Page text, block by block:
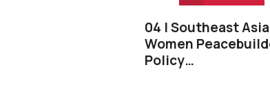
04 | Southeast Asia
Women
Policy…